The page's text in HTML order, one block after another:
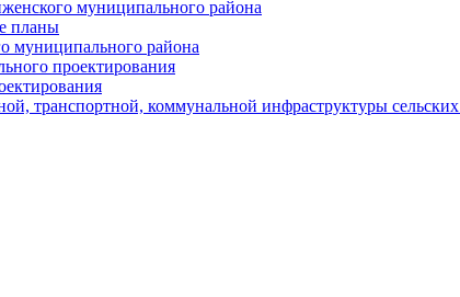
муниципального района
планы
муниципального района
проектирования
транспортной, коммунальной инфраструктуры